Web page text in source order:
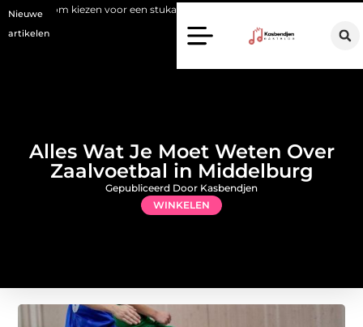
Nieuwe
artikelen
een stukadoor in Amersfoort?
Alles Wat Je Moet Weten Over
Zaalvoetbal in Middelburg
WINKELEN
Gepubliceerd Door Kasbendjen